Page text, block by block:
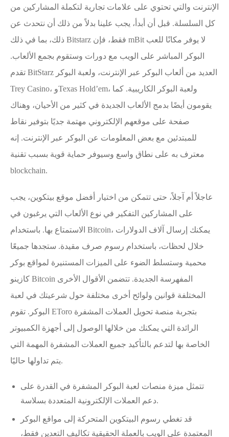
الإنترنت والتي تحتوي على علامات تجارية لتكملة المشاركين من
كل السلسلة. قبل أن أبدأ، يجب علينا بدلاً من ذلك أن نتحدث عن
ذلك، بما في ذلك Bitstarz فقط، فإن mBit لا يوفر مكانًا للعب
البوكر المباشر على الويب مع دورات وستقوم بجمع الألعاب.
تقدم BitStarz العديد من ألعاب البوكر عبر الإنترنت، ولعبة البوكر
Trey Casino، وTexas Hold’em، ولعبة البوكر الكاريبية. كما
يقومون أيضًا بدمج الألعاب الجديدة في كثير من الأحيان، وهناك
صفحة على موقعهم الإلكتروني مهتمة جديًا بتوفير نقاط
للمبتدئين مع بعض المعلومات عن البوكر عبر الإنترنت. إنه
معترف به على نطاق واسع وسيوفر حماية قوية بسبب تقنية
blockchain.
عاجلاً أم آجلاً، حتى تتمكن من اختيار أفضل موقع بيتكوين، يجب
على المشاركين التفكير في نوع الألعاب التي يرغبون في
الاستمتاع بها. باستخدام Bitcoin، يمكنك إرسال آلاف الدولارات
خلال لحظات، باستخدام رسوم صرف مقيدة. ستجدها جميعًا
محمية وستسلط الضوء على الميزات المستنيرة لمواقع بوكر
كازينو Bitcoin المفهرسة الجديدة. تتضمن الأقوال الأخرى
المختلفة قوانين ولوائح أخرى مختلفة حول شرعيتك في لعبة
البوكر. تقوم EToro بتجربة منصة تحويل العملات المشفرة
الرائدة التي يمكنك من خلالها الوصول إلى أجهزة الكمبيوتر
الخاصة بها لتدعم بالتأكيد جميع العملات المشفرة المهمة التي
يتم تداولها حاليًا.
تتمثل ميزة منصات لعبة البوكر المشفرة في القدرة على
دعم العملات الإلكترونية المتعددة بسلاسة.
قد تغطي رسوم البيتكوين المتحركة إلى مواقع البوكر
المعتمدة على الويب بالعملة الحقيقية تكاليف التعدين فقط،